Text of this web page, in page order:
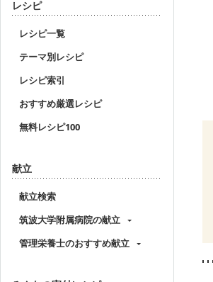
レシピ
レシピ一覧
テーマ別レシピ
レシピ索引
おすすめ厳選レシピ
無料レシピ100
献立
献立検索
筑波大学附属病院の献立
管理栄養士のおすすめ献立